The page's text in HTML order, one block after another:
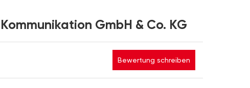
GmbH & Co. KG
Bewertung schreiben